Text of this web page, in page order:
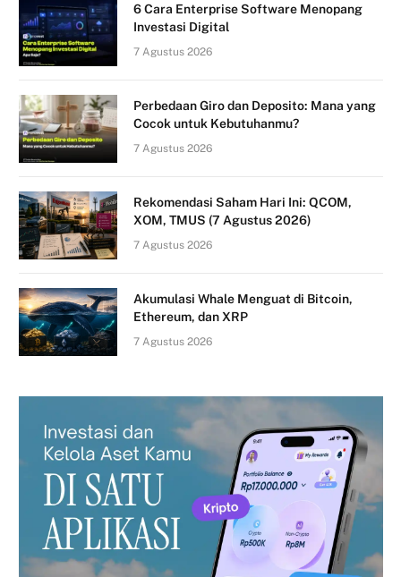
6 Cara Enterprise Software Menopang
Investasi Digital
7 Agustus 2026
Perbedaan Giro dan Deposito: Mana yang
Cocok untuk Kebutuhanmu?
7 Agustus 2026
Rekomendasi Saham Hari Ini: QCOM,
XOM, TMUS (7 Agustus 2026)
7 Agustus 2026
Akumulasi Whale Menguat di Bitcoin,
Ethereum, dan XRP
7 Agustus 2026